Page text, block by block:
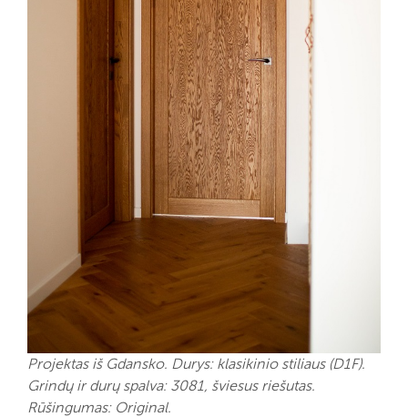
Projektas iš Gdansko. Durys: klasikinio stiliaus (D1F).
Grindų ir durų spalva: 3081, šviesus riešutas.
Rūšingumas: Original.